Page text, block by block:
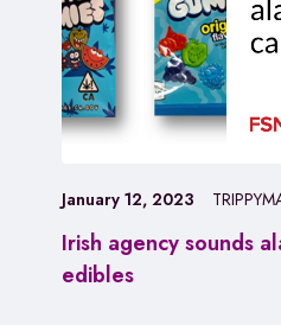
Irish agency sounds
edibles
January 12, 2023